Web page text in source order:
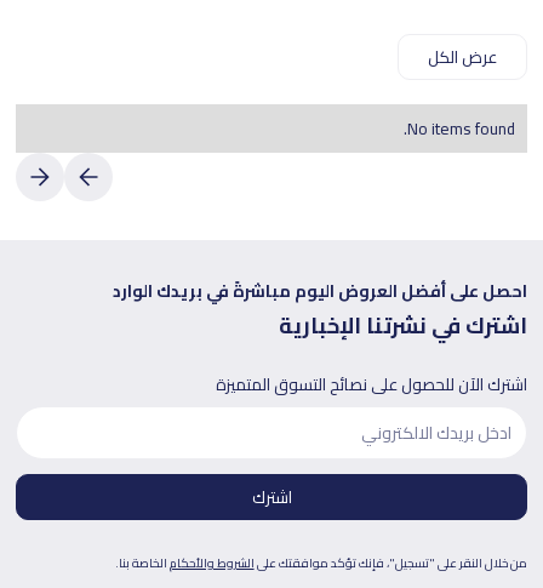
عرض الكل
No items found.
احصل على أفضل العروض اليوم مباشرةً في بريدك الوارد
اشترك في نشرتنا الإخبارية
اشترك الآن للحصول على نصائح التسوق المتميزة
من خلال النقر على "تسجيل"، فإنك تؤكد موافقتك علىالشروط والأحكامالخاصة بنا.